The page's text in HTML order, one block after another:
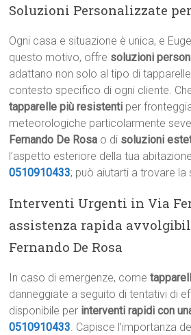
Soluzioni Personalizzate
Ogni casa e situazione è unica, e
questo motivo, offre soluzioni
adattano non solo al tipo di
contesto specifico di ogni cliente.
tapparelle più resistenti per
meteorologiche particolarmente
Fernando De Rosa o di soluzioni
l’aspetto esteriore della tua
0510910433; può aiutarti a trovare la
Interventi Urgenti in Via
assistenza rapida
Fernando De Rosa
In caso di emergenze, come
danneggiate a seguito di tentativi di
disponibile per interventi rapidi con
0510910433. Capisce l’importanza